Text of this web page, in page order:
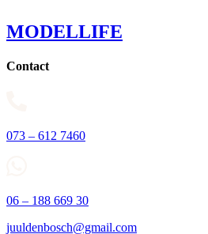
MODELLIFE
Contact
073 – 612 7460
06 – 188 669 30
juuldenbosch@gmail.com